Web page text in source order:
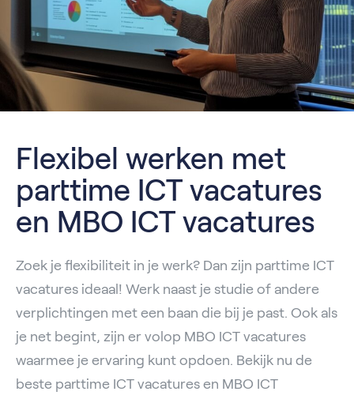
Flexibel werken met
parttime ICT vacatures
en MBO ICT vacatures
Zoek je flexibiliteit in je werk? Dan zijn parttime ICT
vacatures ideaal! Werk naast je studie of andere
verplichtingen met een baan die bij je past. Ook als
je net begint, zijn er volop MBO ICT vacatures
waarmee je ervaring kunt opdoen. Bekijk nu de
beste parttime ICT vacatures en MBO ICT